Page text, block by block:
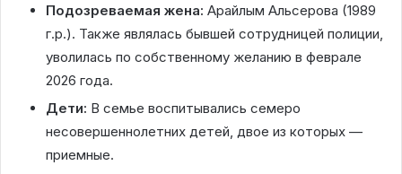
Подозреваемая жена: Арайлым Альсерова (1989
г.р.). Также являлась бывшей сотрудницей полиции,
уволилась по собственному желанию в феврале
2026 года.
Дети: В семье воспитывались семеро
несовершеннолетних детей, двое из которых —
приемные.